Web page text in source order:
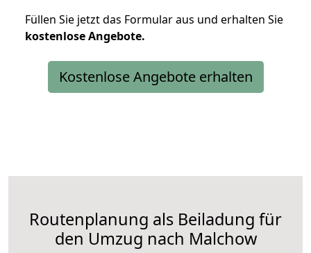
Füllen Sie jetzt das Formular aus und erhalten Sie
kostenloseAngebote.
Kostenlose Angebote erhalten
Routenplanung als Beiladung für
den Umzug nach Malchow